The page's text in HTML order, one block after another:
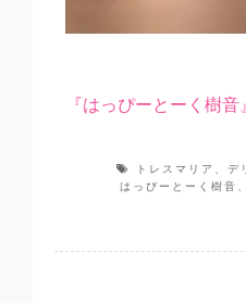
『はっぴーとーく樹音
トレスマリア、デ
はっぴーとーく樹音